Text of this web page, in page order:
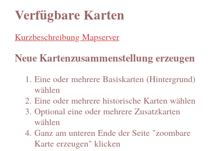
Verfügbare Karten
Kurzbeschreibung Mapserver
Neue Kartenzusammenstellung erzeugen
Eine oder mehrere Basiskarten (Hintergrund)
wählen
Eine oder mehrere historische Karten wählen
Optional eine oder mehrere Zusatzkarten
wählen
Ganz am unteren Ende der Seite "zoombare
Karte erzeugen" klicken